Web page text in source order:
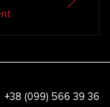
+38 (099) 566 39 36